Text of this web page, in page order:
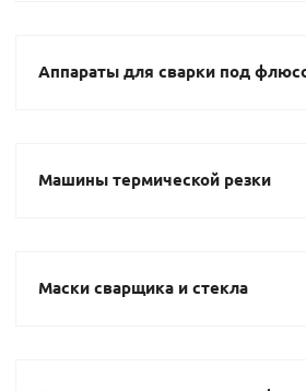
Аппараты для сварки под
Машины термической резки
Маски сварщика и стекла